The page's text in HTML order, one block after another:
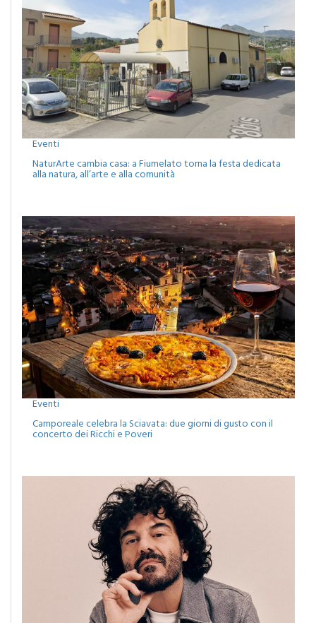
Eventi
NaturArte cambia casa: a Fiumelato torna la festa dedicata
alla natura, all’arte e alla comunità
Eventi
Camporeale celebra la Sciavata: due giorni di gusto con il
concerto dei Ricchi e Poveri